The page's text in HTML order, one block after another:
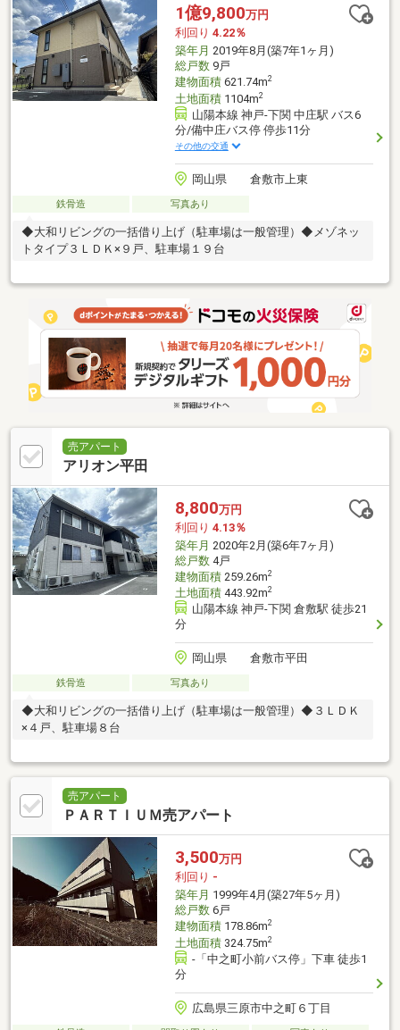
1億9,800万円
利回り 4.22％
築年月 2019年8月(築7年1ヶ月)
総戸数9戸
建物面積621.74m2
土地面積1104m2
山陽本線 神戸-下関 中庄駅 バス6
分/備中庄バス停 停歩11分
その他の交通
岡山県 倉敷市上東
鉄骨造 写真あり
◆大和リビングの一括借り上げ（駐車場は一般管理）◆メゾネッ
トタイプ３ＬＤＫ×９戸、駐車場１９台
売アパート
アリオン平田
8,800万円
利回り 4.13％
築年月 2020年2月(築6年7ヶ月)
総戸数4戸
建物面積259.26m2
土地面積443.92m2
山陽本線 神戸-下関 倉敷駅 徒歩21
分
岡山県 倉敷市平田
鉄骨造 写真あり
◆大和リビングの一括借り上げ（駐車場は一般管理）◆３ＬＤＫ
×４戸、駐車場８台
売アパート
ＰＡＲＴＩＵＭ売アパート
3,500万円
利回り -
築年月 1999年4月(築27年5ヶ月)
総戸数6戸
建物面積178.86m2
土地面積324.75m2
-「中之町小前バス停」下車 徒歩1
分
広島県三原市中之町６丁目